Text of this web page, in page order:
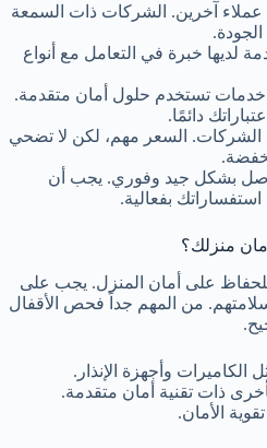
آخرين. الشركات ذات السمعة
لديها خبرة في التعامل مع أنواع
تستخدم حلول أمان متقدمة.
دائمًا.
الشركات. السعر مهم، لكن لا تضحي
بشكل جيد وفوري. يجب أن
بفعالية.
منزلك؟
على أمان المنزل. يجب على
من المهم جداً فحص الأقفال
الكاميرات وأجهزة الإنذار.
ذات تقنية أمان متقدمة.
الأمان.